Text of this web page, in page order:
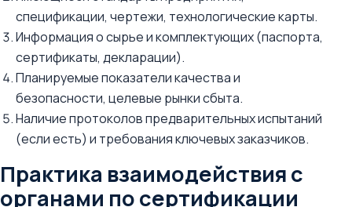
спецификации, чертежи, технологические карты.
Информация о сырье и комплектующих (паспорта,
сертификаты, декларации).
Планируемые показатели качества и
безопасности, целевые рынки сбыта.
Наличие протоколов предварительных испытаний
(если есть) и требования ключевых заказчиков.
Практика взаимодействия с
органами по сертификации